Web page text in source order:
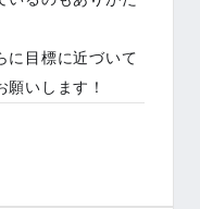
に目標に近づいて
いします！